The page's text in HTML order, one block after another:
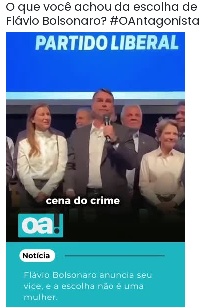
O que você achou da escolha de
Flávio Bolsonaro? #OAntagonista